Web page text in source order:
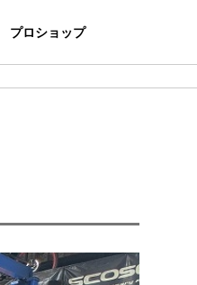
プロショップ